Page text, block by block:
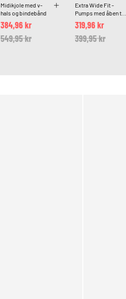
Midikjole med v-
hals og bindebånd
Price reduced from
549,95 kr
384,96 kr
Extra Wide Fit -
Pumps med åben tå
og firkantet snude
Price reduced
399,95 krto
319,96 kr